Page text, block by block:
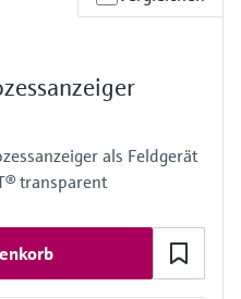
als Feldgerät
transparent